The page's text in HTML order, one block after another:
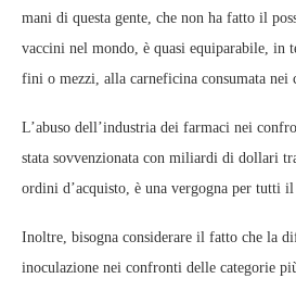
mani di questa gente, che non ha fatto il
vaccini nel mondo, è quasi equiparabile, in
fini o mezzi, alla carneficina consumata nei
L’abuso dell’industria dei farmaci nei
stata sovvenzionata con miliardi di dollari
ordini d’acquisto, è una vergogna per tutti il
Inoltre, bisogna considerare il fatto che la
inoculazione nei confronti delle categorie